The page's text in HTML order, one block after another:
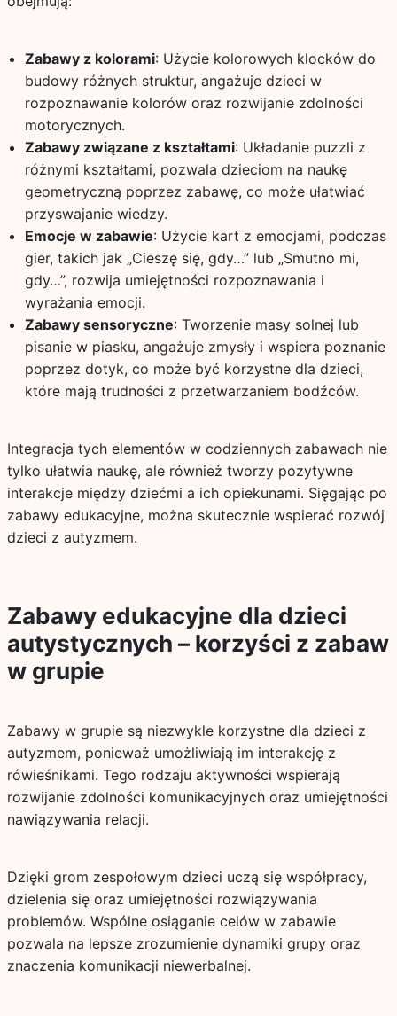
Zabawy z kolorami: Użycie kolorowych klocków do
budowy różnych struktur, angażuje dzieci w
rozpoznawanie kolorów oraz rozwijanie zdolności
motorycznych.
Zabawy związane z kształtami: Układanie puzzli z
różnymi kształtami, pozwala dzieciom na naukę
geometryczną poprzez zabawę, co może ułatwiać
przyswajanie wiedzy.
Emocje w zabawie: Użycie kart z emocjami, podczas
gier, takich jak „Cieszę się, gdy…” lub „Smutno mi,
gdy…”, rozwija umiejętności rozpoznawania i
wyrażania emocji.
Zabawy sensoryczne: Tworzenie masy solnej lub
pisanie w piasku, angażuje zmysły i wspiera poznanie
poprzez dotyk, co może być korzystne dla dzieci,
które mają trudności z przetwarzaniem bodźców.
Integracja tych elementów w codziennych zabawach nie
tylko ułatwia naukę, ale również tworzy pozytywne
interakcje między dziećmi a ich opiekunami. Sięgając po
zabawy edukacyjne, można skutecznie wspierać rozwój
dzieci z autyzmem.
Zabawy edukacyjne dla dzieci
autystycznych – korzyści z zabaw
w grupie
Zabawy w grupie są niezwykle korzystne dla dzieci z
autyzmem, ponieważ umożliwiają im interakcję z
rówieśnikami. Tego rodzaju aktywności wspierają
rozwijanie zdolności komunikacyjnych oraz umiejętności
nawiązywania relacji.
Dzięki grom zespołowym dzieci uczą się współpracy,
dzielenia się oraz umiejętności rozwiązywania
problemów. Wspólne osiąganie celów w zabawie
pozwala na lepsze zrozumienie dynamiki grupy oraz
znaczenia komunikacji niewerbalnej.